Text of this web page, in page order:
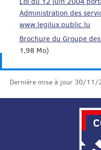
Administration des
www.legilux.public.lu
Brochure du Groupe
1,98 Mo)
Dernière mise à jour 30/11/